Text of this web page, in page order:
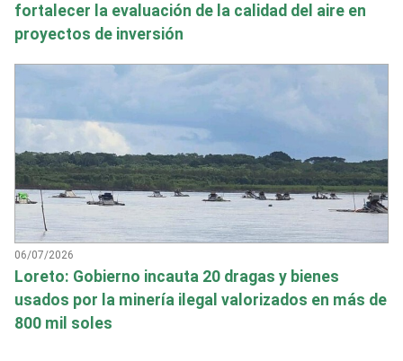
fortalecer la evaluación de la calidad del aire en
proyectos de inversión
06/07/2026
Loreto: Gobierno incauta 20 dragas y bienes
usados por la minería ilegal valorizados en más de
800 mil soles